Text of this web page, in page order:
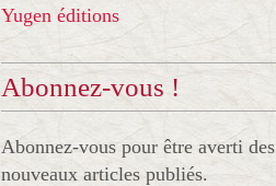
Yugen éditions
Abonnez-vous !
Abonnez-vous pour être averti des
nouveaux articles publiés.